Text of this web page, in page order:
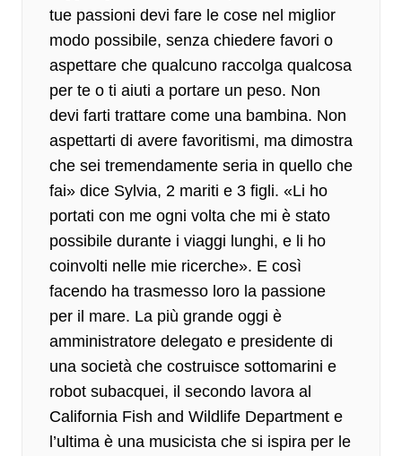
tue passioni devi fare le cose nel miglior
modo possibile, senza chiedere favori o
aspettare che qualcuno raccolga qualcosa
per te o ti aiuti a portare un peso. Non
devi farti trattare come una bambina. Non
aspettarti di avere favoritismi, ma dimostra
che sei tremendamente seria in quello che
fai» dice Sylvia, 2 mariti e 3 figli. «Li ho
portati con me ogni volta che mi è stato
possibile durante i viaggi lunghi, e li ho
coinvolti nelle mie ricerche». E così
facendo ha trasmesso loro la passione
per il mare. La più grande oggi è
amministratore delegato e presidente di
una società che costruisce sottomarini e
robot subacquei, il secondo lavora al
California Fish and Wildlife Department e
l’ultima è una musicista che si ispira per le